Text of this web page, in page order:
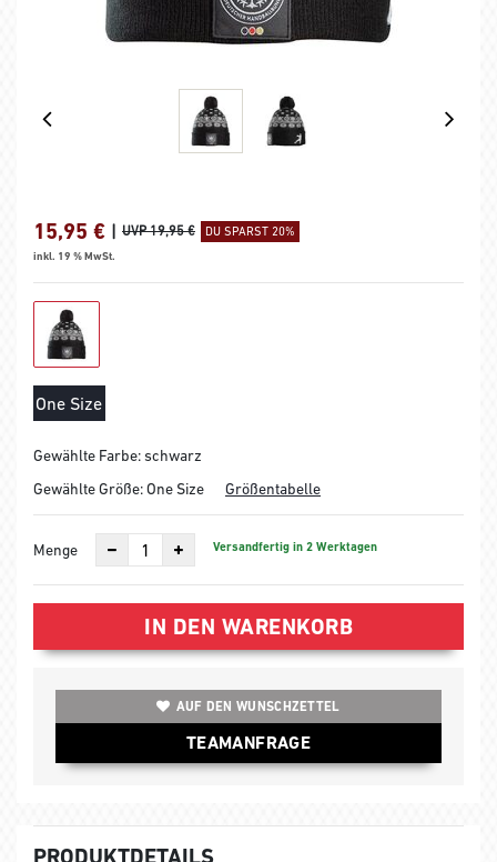
15,95 € UVP 19,95 € DU SPARST 20%
inkl. 19 % MwSt.
One Size
Gewählte Farbe: schwarz
Gewählte Größe:One Size Größentabelle
Menge Versandfertig in 2 Werktagen
IN DEN WARENKORB
AUF DEN WUNSCHZETTEL
TEAMANFRAGE